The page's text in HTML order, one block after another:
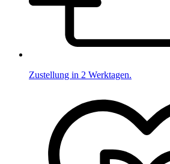
Zustellung in 2 Werktagen.